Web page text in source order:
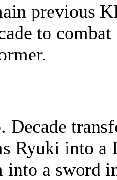
previous
to
Decade
Ryuki into
into a sword